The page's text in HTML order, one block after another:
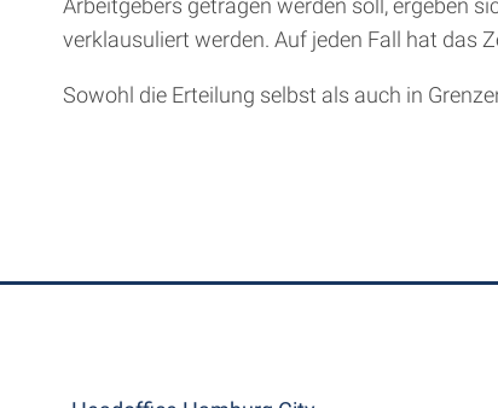
Arbeitgebers getragen werden soll, ergeben
verklausuliert werden. Auf jeden Fall hat das
Sowohl die Erteilung selbst als auch in